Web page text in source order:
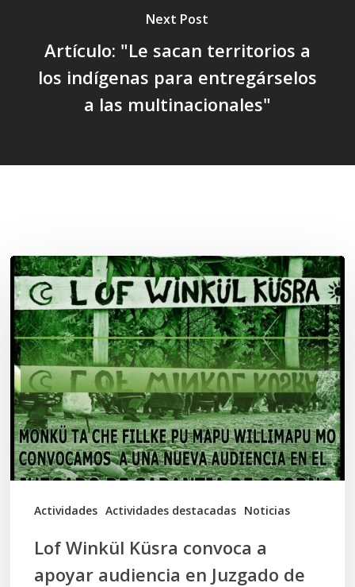
Next Post
Artículo: "Le sacan territorios a
los indígenas para entregárselos
a las multinacionales"
Actividades Actividades destacadas Noticias
Lof
Winkül
Küsra
convoca
a
apoyar
audiencia
en
Juzgado
Lof Winkül Küsra convoca a
apoyar audiencia en Juzgado de